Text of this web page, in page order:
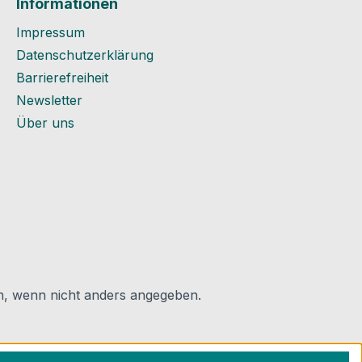
Informationen
Impressum
Datenschutzerklärung
Barrierefreiheit
Newsletter
Über uns
wenn nicht anders angegeben.